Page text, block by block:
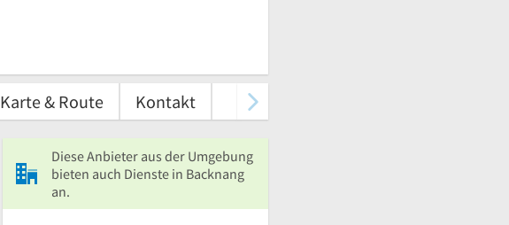
Karte & Route Kontakt
Diese Anbieter aus der Umgebung
bieten auch Dienste in Backnang
an.